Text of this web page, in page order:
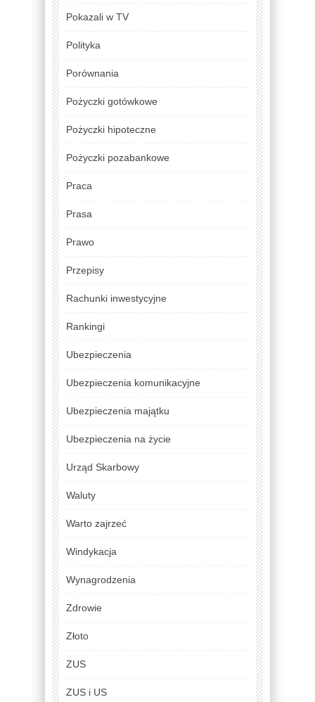
Pokazali w TV
Polityka
Porównania
Pożyczki gotówkowe
Pożyczki hipoteczne
Pożyczki pozabankowe
Praca
Prasa
Prawo
Przepisy
Rachunki inwestycyjne
Rankingi
Ubezpieczenia
Ubezpieczenia komunikacyjne
Ubezpieczenia majątku
Ubezpieczenia na życie
Urząd Skarbowy
Waluty
Warto zajrzeć
Windykacja
Wynagrodzenia
Zdrowie
Złoto
ZUS
ZUS i US